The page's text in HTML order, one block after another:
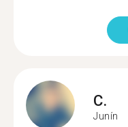
C.
Junín